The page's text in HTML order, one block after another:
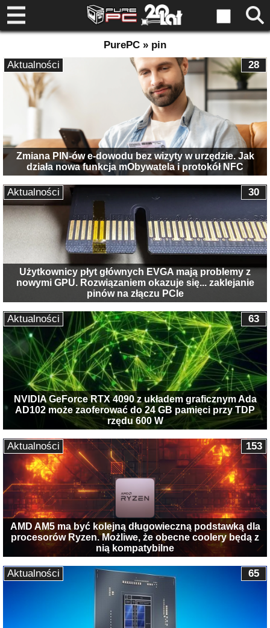
PurePC » pin
Zmiana PIN-ów e-dowodu bez wizyty w urzędzie. Jak
działa nowa funkcja mObywatela i protokół NFC
28
Aktualności
Użytkownicy płyt głównych EVGA mają problemy z
nowymi GPU. Rozwiązaniem okazuje się... zaklejanie
pinów na złączu PCIe
30
Aktualności
NVIDIA GeForce RTX 4090 z układem graficznym Ada
AD102 może zaoferować do 24 GB pamięci przy TDP
rzędu 600 W
63
Aktualności
AMD AM5 ma być kolejną długowieczną podstawką dla
procesorów Ryzen. Możliwe, że obecne coolery będą z
nią kompatybilne
153
Aktualności
65
Aktualności